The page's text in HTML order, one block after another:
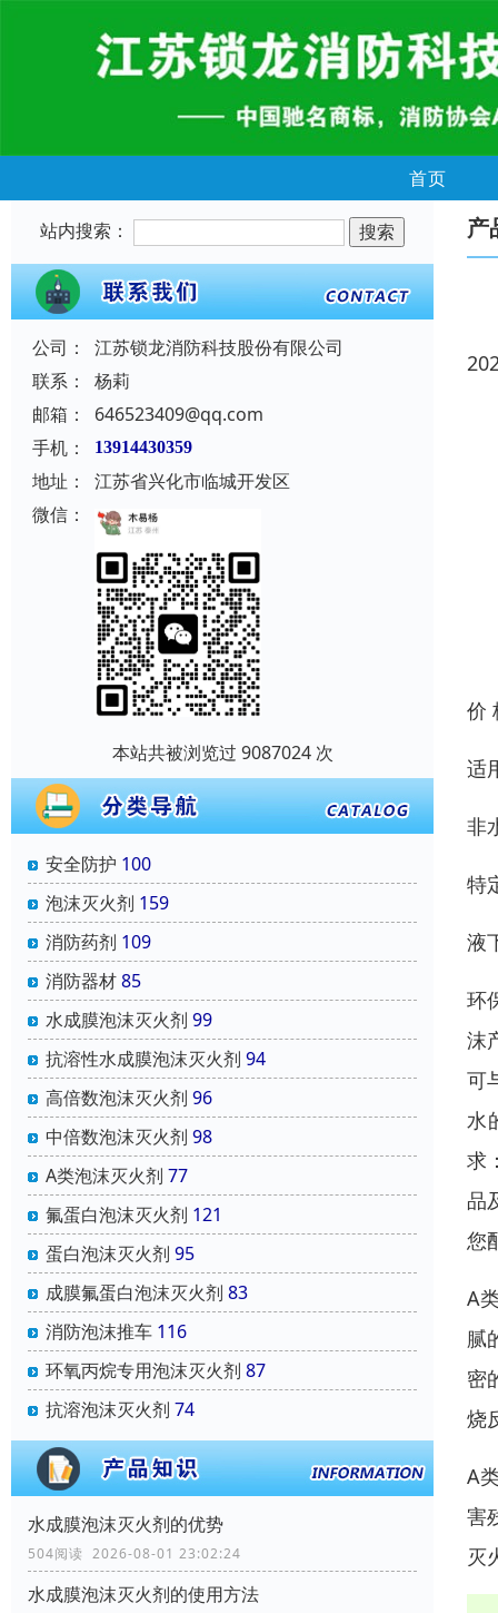
首页
站内搜索：
公司：
江苏锁龙消防科技股份有限公司
联系：
杨莉
邮箱：
646523409@qq.com
手机：
13914430359
地址：
江苏省兴化市临城开发区
微信：
本站共被浏览过 9087024 次
安全防护 100
泡沫灭火剂 159
消防药剂 109
消防器材85
水成膜泡沫灭火剂 99
抗溶性水成膜泡沫灭火剂 94
高倍数泡沫灭火剂 96
中倍数泡沫灭火剂 98
A类泡沫灭火剂 77
氟蛋白泡沫灭火剂 121
蛋白泡沫灭火剂 95
成膜氟蛋白泡沫灭火剂 83
消防泡沫推车 116
环氧丙烷专用泡沫灭火剂 87
抗溶泡沫灭火剂 74
水成膜泡沫灭火剂的优势
504阅读 2026-08-01 23:02:24
水成膜泡沫灭火剂的使用方法
产
价
适
非
特
液
环
沫
可
水
求
品
您
A
腻
密
烧
A
害
灭